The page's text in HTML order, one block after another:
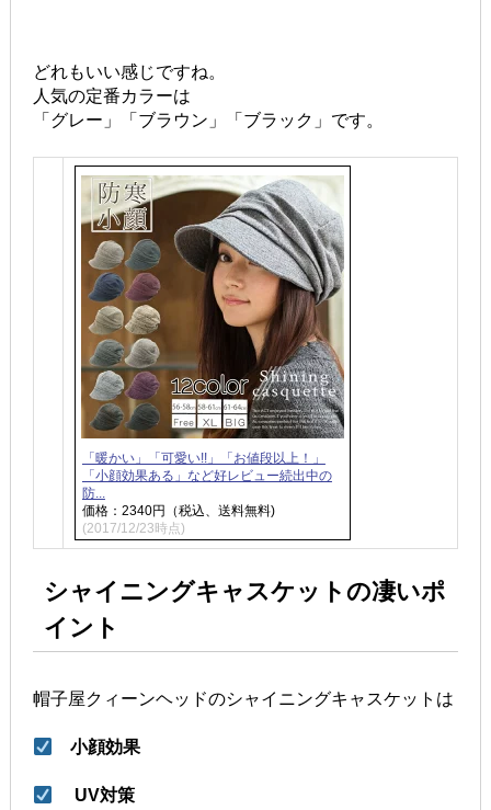
どれもいい感じですね。
人気の定番カラーは
「グレー」「ブラウン」「ブラック」です。
「暖かい」「可愛い!!」「お値段以上！」
「小顔効果ある」など好レビュー続出中の
防...
価格：2340円（税込、送料無料)
(2017/12/23時点)
シャイニングキャスケットの凄いポ
イント
帽子屋クィーンヘッドのシャイニングキャスケットは
小顔効果
UV対策